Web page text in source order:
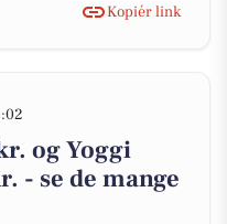
Kopiér link
og Yoggi
- se de mange